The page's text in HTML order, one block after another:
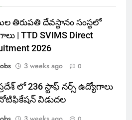
తిరుపతి దేవస్థానం సంస్థలో
| TTD SVIMS Direct
2026
3 weeks ago 0
లో 236 స్టాఫ్ నర్స్ ఉద్యోగాలు
నోటిఫికేషన్ విడుదల